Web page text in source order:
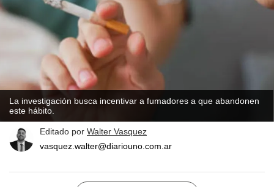
La investigación busca incentivar a fumadores a que abandonen
este hábito.
Editado por Walter Vasquez
vasquez.walter@diariouno.com.ar